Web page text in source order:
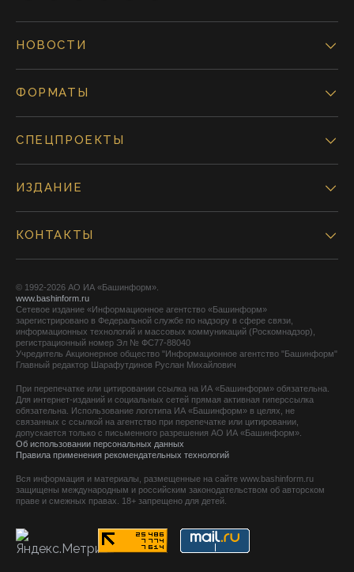
НОВОСТИ
ФОРМАТЫ
СПЕЦПРОЕКТЫ
ИЗДАНИЕ
КОНТАКТЫ
© 1992-2026 АО ИА «Башинформ».
www.bashinform.ru
Сетевое издание «Информационное агентство «Башинформ»
зарегистрировано в Федеральной службе по надзору в сфере связи,
информационных технологий и массовых коммуникаций (Роскомнадзор),
регистрационный номер Эл № ФС77-88040
Учредитель Акционерное общество "Информационное агентство "Башинформ"
Главный редактор Шарафутдинов Руслан Михайлович
При перепечатке или цитировании ссылка на ИА «Башинформ» обязательна.
Для интернет-изданий и социальных сетей прямая активная гиперссылка
обязательна. Использование логотипа ИА «Башинформ» в целях, не
связанных с ссылкой на агентство при перепечатке или цитировании,
допускается только с письменного разрешения АО ИА «Башинформ».
Об использовании персональных данных
Правила применения рекомендательных технологий
Вся информация и материалы, размещенные на сайте www.bashinform.ru
защищены международным и российским законодательством об авторском
праве и смежных правах. 18+ запрещено для детей.